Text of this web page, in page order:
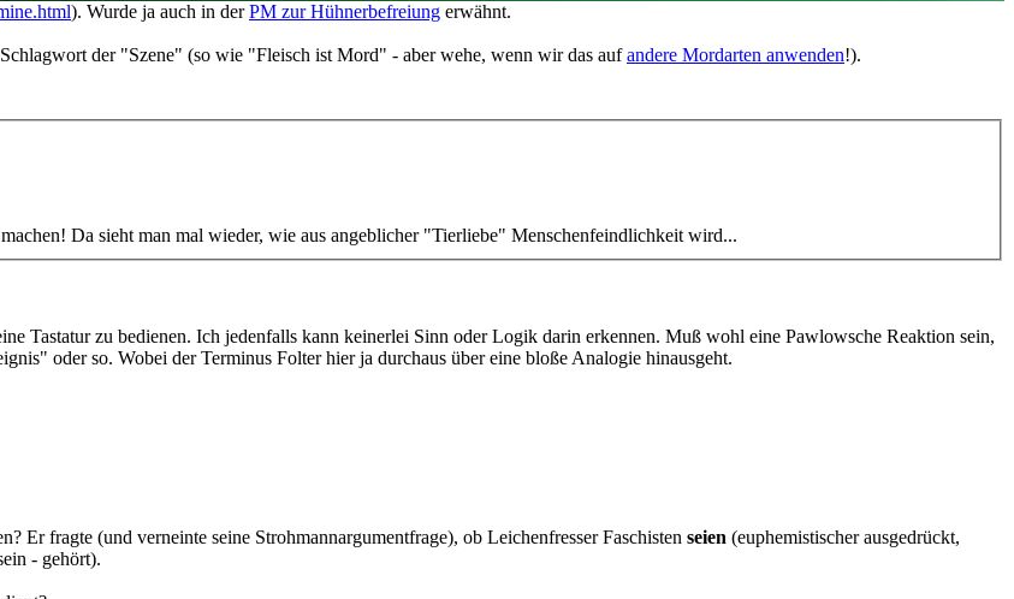
). Wurde ja auch in derPM zur Hühnerbefreiung erwähnt.
der "Szene" (so wie "Fleisch ist Mord" - aber wehe, wenn wir das aufandere Mordarten anwenden!).
Da sieht man mal wieder, wie aus angeblicher "Tierliebe" Menschenfeindlichkeit wird...
Tastatur zu bedienen. Ich jedenfalls kann keinerlei Sinn oder Logik darin erkennen. Muß wohl eine Pawlowsche Reaktion sein,
oder so. Wobei der Terminus Folter hier ja durchaus über eine bloße Analogie hinausgeht.
Er fragte (und verneinte seine Strohmannargumentfrage), ob Leichenfresser Faschisten seien (euphemistischer ausgedrückt,
- gehört).